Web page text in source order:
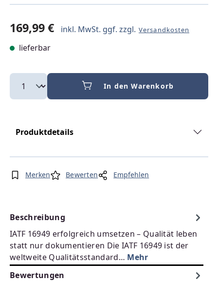
169,99 € inkl. MwSt. ggf. zzgl. Versandkosten
lieferbar
In den Warenkorb
Produktdetails
Merken Bewerten Empfehlen
Beschreibung
IATF 16949 erfolgreich umsetzen – Qualität leben
statt nur dokumentieren Die IATF 16949 ist der
weltweite Qualitätsstandard… Mehr
Bewertungen